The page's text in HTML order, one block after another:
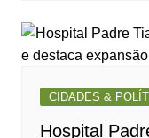
CIDADES &
Hospital